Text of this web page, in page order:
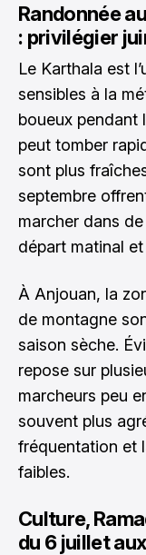
Randonnée
: privilégier
Le Karthala est
sensibles à la
boueux pendant
peut tomber
sont plus
septembre
marcher dans
départ matinal
À Anjouan, la
de montagne
saison sèche.
repose sur
marcheurs peu
souvent plus
fréquentation et
faibles.
Culture,
du 6 juillet